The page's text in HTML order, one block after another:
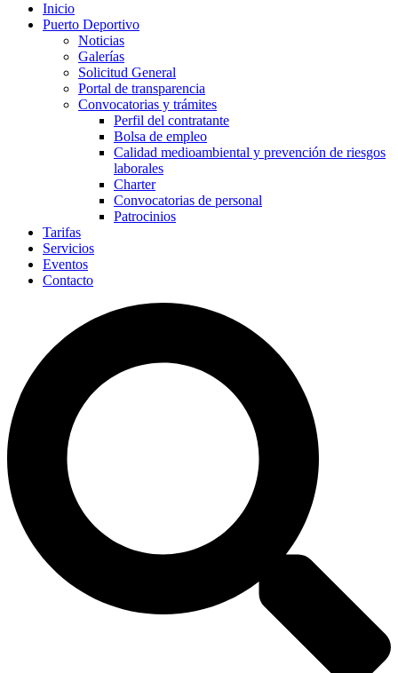
Inicio
Puerto Deportivo
Noticias
Galerías
Solicitud General
Portal de transparencia
Convocatorias y trámites
Perfil del contratante
Bolsa de empleo
Calidad medioambiental y prevención de riesgos
laborales
Charter
Convocatorias de personal
Patrocinios
Tarifas
Servicios
Eventos
Contacto